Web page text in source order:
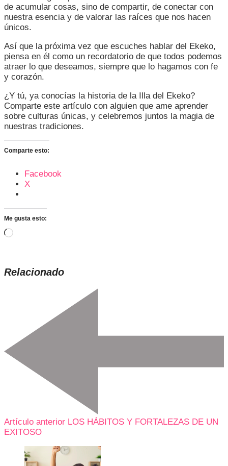
de acumular cosas, sino de compartir, de conectar con
nuestra esencia y de valorar las raíces que nos hacen
únicos.
Así que la próxima vez que escuches hablar del Ekeko,
piensa en él como un recordatorio de que todos podemos
atraer lo que deseamos, siempre que lo hagamos con fe
y corazón.
¿Y tú, ya conocías la historia de la Illa del Ekeko?
Comparte este artículo con alguien que ame aprender
sobre culturas únicas, y celebremos juntos la magia de
nuestras tradiciones.
Comparte esto:
Facebook
X
Me gusta esto:
Cargando...
Relacionado
Artículo anterior LOS HÁBITOS Y FORTALEZAS DE UN
EXITOSO